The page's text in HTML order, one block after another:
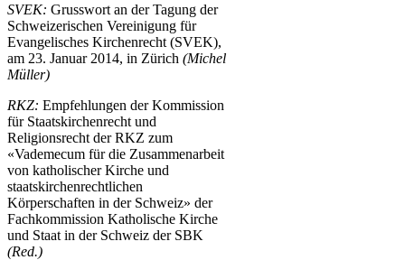
SVEK: Grusswort an der Tagung der
Schweizerischen Vereinigung für
Evangelisches Kirchenrecht (SVEK),
am 23. Januar 2014, in Zürich (Michel
Müller)
RKZ: Empfehlungen der Kommission
für Staatskirchenrecht und
Religionsrecht der RKZ zum
«Vademecum für die Zusammenarbeit
von katholischer Kirche und
staatskirchenrechtlichen
Körperschaften in der Schweiz» der
Fachkommission Katholische Kirche
und Staat in der Schweiz der SBK
(Red.)